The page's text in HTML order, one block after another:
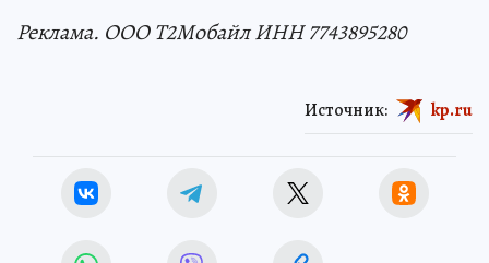
Реклама. ООО Т2Мобайл ИНН 7743895280
Источник: kp.ru